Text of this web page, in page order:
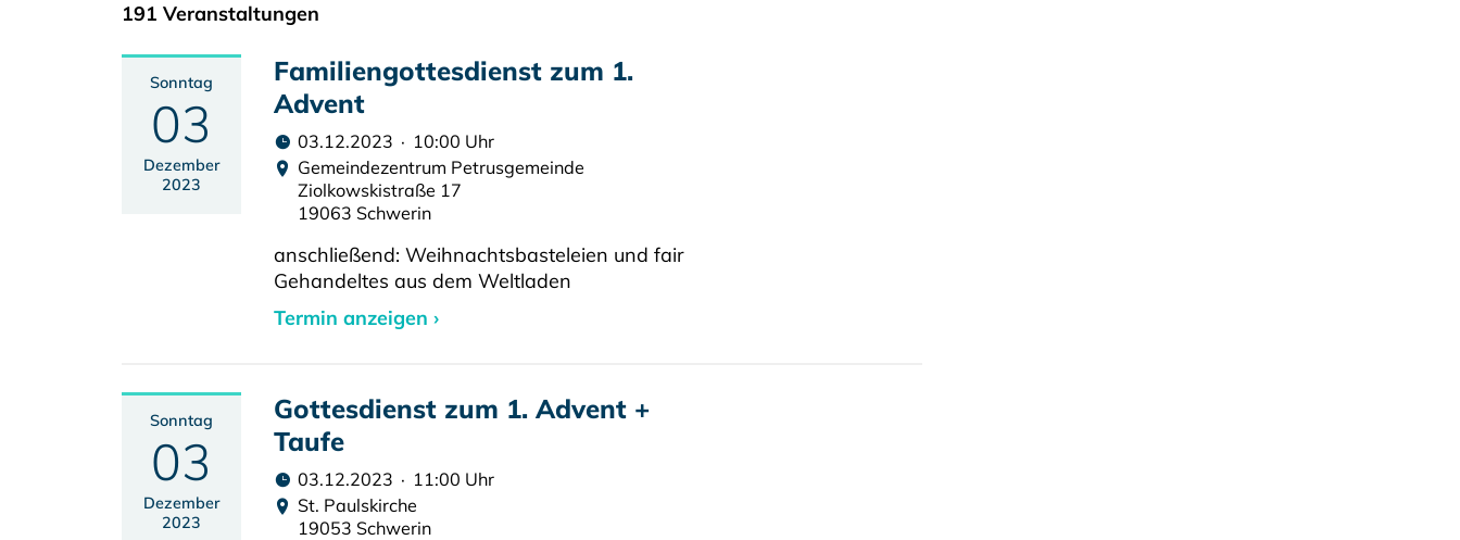
191 Veranstaltungen
Sonntag
03
Dezember
2023
Familiengottesdienst zum 1.
Advent
03.12.2023 · 10:00 Uhr
Gemeindezentrum Petrusgemeinde
Ziolkowskistraße 17
19063 Schwerin
anschließend: Weihnachtsbasteleien und fair
Gehandeltes aus dem Weltladen
Termin anzeigen ›
Sonntag
03
Dezember
2023
Gottesdienst zum 1. Advent +
Taufe
03.12.2023 · 11:00 Uhr
St. Paulskirche
19053 Schwerin